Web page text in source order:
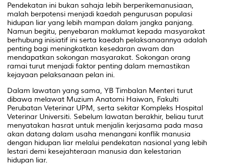
Pendekatan ini bukan sahaja lebih berperikemanusiaan,
malah berpotensi menjadi kaedah pengurusan populasi
hidupan liar yang lebih mampan dalam jangka panjang.
Namun begitu, penyebaran maklumat kepada masyarakat
berhubung inisiatif ini serta kaedah pelaksanaannya adalah
penting bagi meningkatkan kesedaran awam dan
mendapatkan sokongan masyarakat. Sokongan orang
ramai turut menjadi faktor penting dalam memastikan
kejayaan pelaksanaan pelan ini.
Dalam lawatan yang sama, YB Timbalan Menteri turut
dibawa melawat Muzium Anatomi Haiwan, Fakulti
Perubatan Veterinar UPM, serta sekitar Kompleks Hospital
Veterinar Universiti. Sebelum lawatan berakhir, beliau turut
menyatakan hasrat untuk menjalin kerjasama pada masa
akan datang dalam usaha menangani konflik manusia
dengan hidupan liar melalui pendekatan nasional yang lebih
lestari demi kesejahteraan manusia dan kelestarian
hidupan liar.